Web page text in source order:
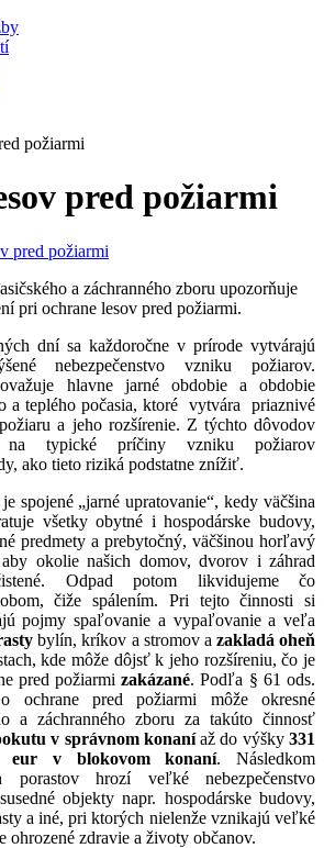
požiarmi
pred požiarmi
a záchranného zboru upozorňuje
pri ochrane lesov pred požiarmi.
dní sa každoročne v prírode vytvárajú
nebezpečenstvo vzniku požiarov.
hlavne jarné obdobie a obdobie
a teplého počasia, ktoré vytvára priaznivé
a jeho rozšírenie. Z týchto dôvodov
na typické príčiny vzniku požiarov
ako tieto riziká podstatne znížiť.
„jarné upratovanie“, kedy väčšina
všetky obytné i hospodárske budovy,
predmety a prebytočný, väčšinou horľavý
okolie našich domov, dvorov i záhrad
Odpad potom likvidujeme čo
čiže spálením. Pri tejto činnosti si
pojmy spaľovanie a vypaľovanie a veľa
bylín, kríkov a stromov a zakladá oheň
kde môže dôjsť k jeho rozšíreniu, čo je
pred požiarmizakázané. Podľa § 61 ods.
pred požiarmi môže okresné
a záchranného zboru za takúto činnosť
v správnom konaníaž do výšky331
eur v blokovom konaní. Následkom
porastov hrozí veľké nebezpečenstvo
objekty napr. hospodárske budovy,
a iné, pri ktorých nielenže vznikajú veľké
ohrozené zdravie a životy občanov.